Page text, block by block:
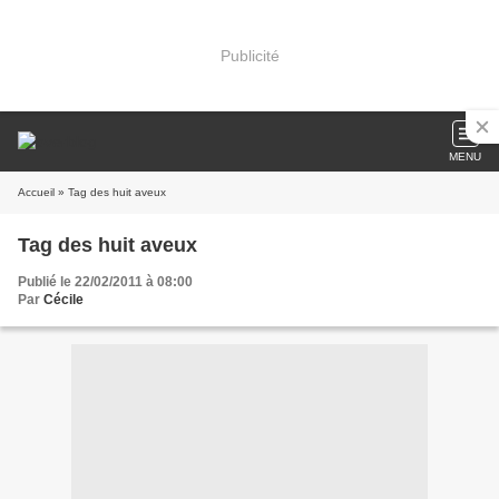
Publicité
MENU
Accueil » Tag des huit aveux
Tag des huit aveux
Publié le 22/02/2011 à 08:00
Par Cécile